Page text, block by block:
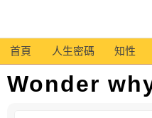
首頁 人生密碼 知性
Wonder